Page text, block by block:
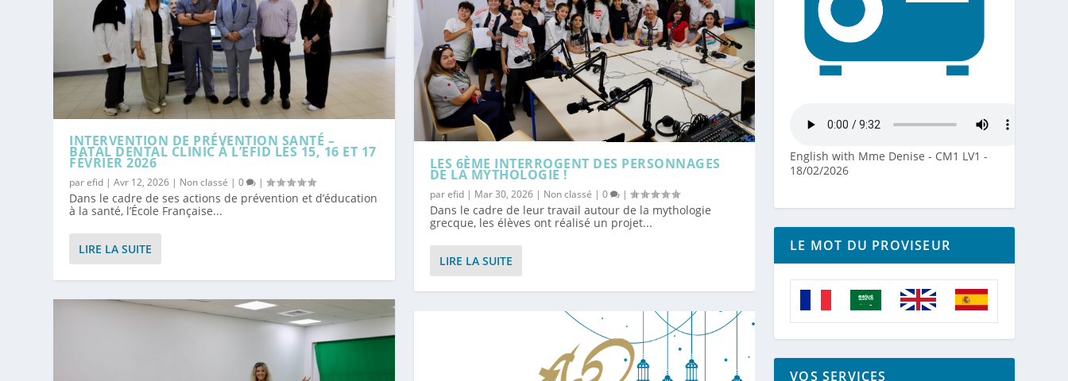
INTERVENTION DE PRÉVENTION SANTÉ –
BATAL DENTAL CLINIC À L’EFID LES 15, 16 ET 17
FÉVRIER 2026
parefid |Avr 12, 2026 | Non classé |0 |
Dans le cadre de ses actions de prévention et d’éducation
à la santé, l’École Française...
LIRE LA SUITE
LES 6ÈME INTERROGENT DES PERSONNAGES
DE LA MYTHOLOGIE !
parefid| Mar 30, 2026| Non classé | 0 |
Dans le cadre de leur travail autour de la mythologie
grecque, les élèves ont réalisé un projet...
LIRE LA SUITE
English with Mme Denise - CM1 LV1 -
18/02/2026
LE MOT DU PROVISEUR
VOS SERVICES